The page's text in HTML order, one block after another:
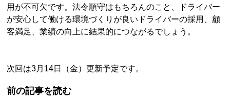
用が不可欠です。法令順守はもちろんのこと、ドライバー
が安心して働ける環境づくりが良いドライバーの採用、顧
客満足、業績の向上に結果的につながるでしょう。
次回は3月14日（金）更新予定です。
前の記事を読む